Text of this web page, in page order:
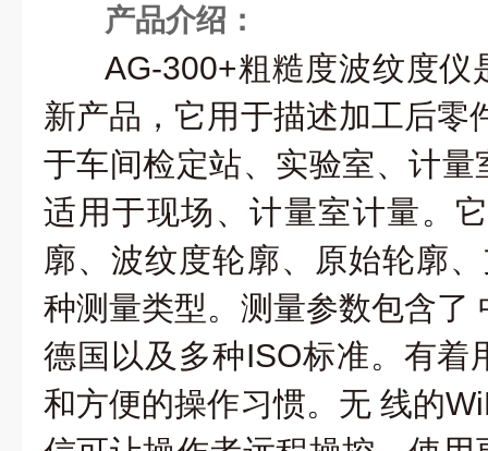
产品介绍：
AG-300+粗糙度波纹度仪
新产品，它用于描述加工后零
于车间检定站、实验室、计
适用于现场、计量室计量。
廓、波纹度轮廓、原始轮廓
种测量类型。测量参数包含了
德国以及多种ISO标准。有着
和方便的操作习惯。无线的